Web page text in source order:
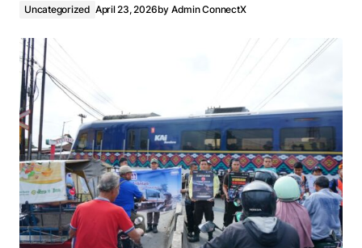
Uncategorized April 23, 2026by Admin ConnectX